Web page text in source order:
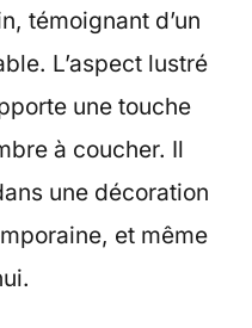
témoignant d’un
L’aspect lustré
une touche
à coucher. Il
une décoration
et même